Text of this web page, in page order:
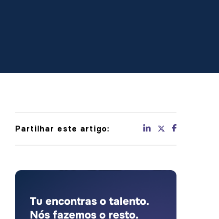
Partilhar este artigo:
Tu encontras o talento.
Nós fazemos o resto.